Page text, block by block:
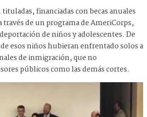
tituladas, financiadas con becas anuales
través de un programa de AmeriCorps,
de niños y adolescentes. De
esos niños hubieran enfrentado solos a
de inmigración, que no
públicos como las demás cortes.